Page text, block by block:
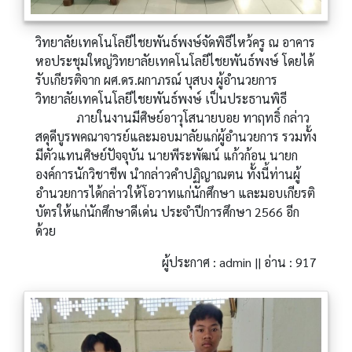
วิทยาลัยเทคโนโลยีไชยพันธ์พงษ์จัดพิธีไหว้ครู ณ อาคาร
หอประชุมใหญ่วิทยาลัยเทคโนโลยีไชยพันธ์พงษ์ โดยได้
รับเกียรติจาก ผศ.ดร.ผกาภรณ์ บุสบง ผู้อำนวยการ
วิทยาลัยเทคโนโลยีไชยพันธ์พงษ์ เป็นประธานพิธี
ภายในงานมีศิษย์อาวุโสนายบอย ทาฤทธิ์ กล่าว
สดุดีบูรพคณาจารย์และมอบมาลัยแก่ผู้อำนวยการ รวมทั้ง
มีตัวแทนศิษย์ปัจจุบัน นายพีระพัฒน์ แก้วก้อน นายก
องค์การนักวิชาชีพ นำกล่าวคำปฏิญาณตน ทั้งนี้ท่านผู้
อำนวยการได้กล่าวให้โอวาทแก่นักศึกษา และมอบเกียรติ
บัตรให้แก่นักศึกษาดีเด่น ประจำปีการศึกษา 2566 อีก
ด้วย
ผู้ประกาศ : admin || อ่าน : 917